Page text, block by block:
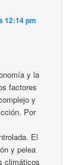
12:14 pm
y la
factores
y
Por
El
y pelea
climáticos